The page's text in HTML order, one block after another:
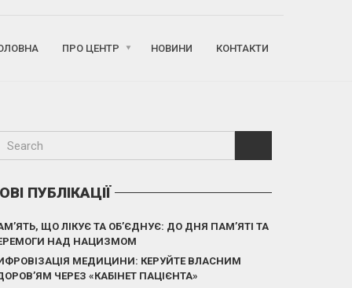
ПРО ЦЕНТР НОВИНИ КОНТАКТИ
ПУБЛІКАЦІЇ
ЩО ЛІКУЄ ТА ОБ’ЄДНУЄ: ДО ДНЯ ПАМ’ЯТІ ТА
НАД НАЦИЗМОМ
МЕДИЦИНИ: КЕРУЙТЕ ВЛАСНИМ
ЧЕРЕЗ «КАБІНЕТ ПАЦІЄНТА»